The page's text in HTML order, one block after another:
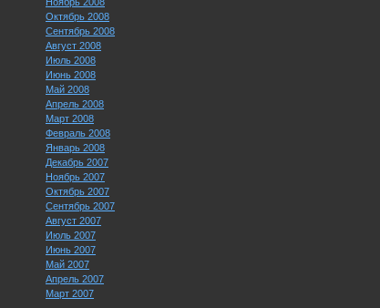
Октябрь 2008
Сентябрь 2008
Август 2008
Июль 2008
Июнь 2008
Май 2008
Апрель 2008
Март 2008
Февраль 2008
Январь 2008
Декабрь 2007
Ноябрь 2007
Октябрь 2007
Сентябрь 2007
Август 2007
Июль 2007
Июнь 2007
Май 2007
Апрель 2007
Март 2007